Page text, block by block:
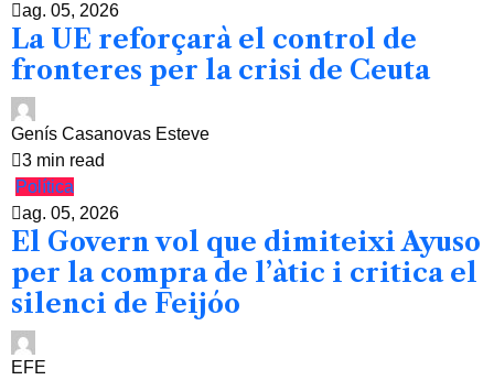
ag. 05, 2026
La UE reforçarà el control de
fronteres per la crisi de Ceuta
Genís Casanovas Esteve
3 min read
Política
ag. 05, 2026
El Govern vol que dimiteixi Ayuso
per la compra de l’àtic i critica el
silenci de Feijóo
EFE